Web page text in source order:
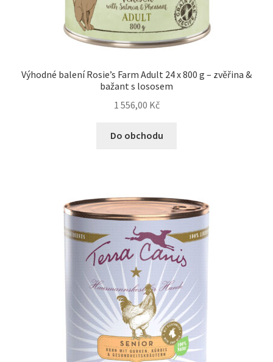
Výhodné balení Rosie’s Farm Adult 24 x 800 g – zvěřina &
bažant s lososem
1 556,00 Kč
Do obchodu